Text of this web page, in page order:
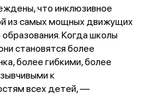
что инклюзивное
из самых мощных движущих
Когда школы
становятся более
более гибкими, более
к
всех детей, —